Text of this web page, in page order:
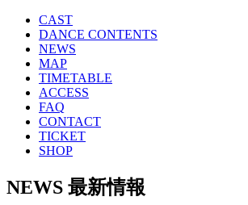
CAST
DANCE CONTENTS
NEWS
MAP
TIMETABLE
ACCESS
FAQ
CONTACT
TICKET
SHOP
NEWS 最新情報